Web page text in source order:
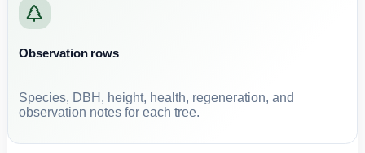
Observation rows
Species, DBH, height, health, regeneration, and
observation notes for each tree.